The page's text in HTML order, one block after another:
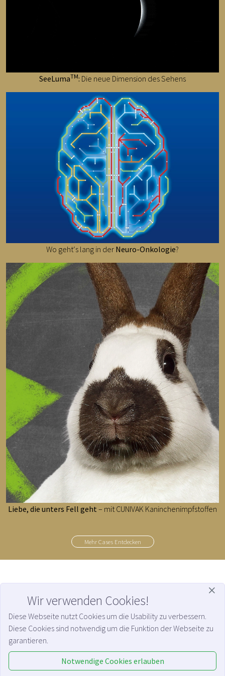
SeeLumaTM: Die neue Dimension des Sehens
Wo geht‘s lang in der Neuro-Onkologie?
Liebe, die unters Fell geht – mit CUNIVAK Kaninchenimpfstoffen
Mehr Cases Entdecken
Gaußstraße 126 | D-22765 Hamburg | Fon +49 (0)40 9999 66 345
Geschäftsführung:Hans-Henning Lorenz | Alexandra Nagel |Registergericht:
Amtsgericht Hamburg HRB 85140 |
Datenschutz
Wir verwenden Cookies!
Diese Webseite nutzt Cookies um die Usability zu verbessern.
Diese Cookies sind notwendig um die Funktion der Webseite zu
garantieren.
Notwendige Cookies erlauben